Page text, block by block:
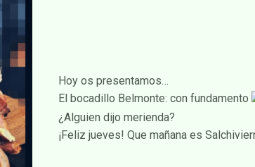
Hoy os presentamos…
El bocadillo Belmonte: con fundamento
¿Alguien dijo merienda?
¡Feliz jueves! Que mañana es